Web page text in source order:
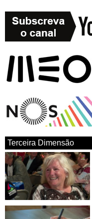
Terceira Dimensão